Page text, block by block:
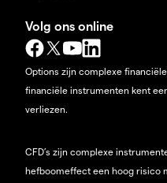
Volg ons online
Options zijn complexe
financiële instrumenten kent
verliezen.
CFD’s zijn complexe
hefboomeffect een hoog risico